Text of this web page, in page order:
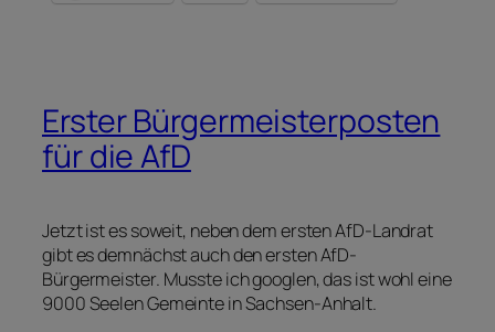
Erster Bürgermeisterposten
für die AfD
Jetzt ist es soweit, neben dem ersten AfD-Landrat
gibt es demnächst auch den ersten AfD-
Bürgermeister. Musste ich googlen, das ist wohl eine
9000 Seelen Gemeinte in Sachsen-Anhalt.